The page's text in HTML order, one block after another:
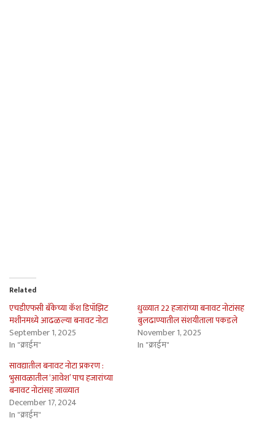
Related
एचडीएफसी बँकेच्या कॅश डिपॉझिट
मशीनमध्ये आढळल्या बनावट नोटा
September 1, 2025
In "क्राईम"
धुळ्यात 22 हजारांच्या बनावट नोटांसह
बुलढाण्यातील संशयीताला पकडले
November 1, 2025
In "क्राईम"
सावद्यातील बनावट नोटा प्रकरण :
भुसावळातील ‘आवेश’ पाच हजारांच्या
बनावट नोटांसह जाळ्यात
December 17, 2024
In "क्राईम"